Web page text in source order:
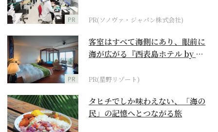
PR PR(ソノヴァ・ジャパン株式会社)
PR
客室はすべて海側にあり、眼前に
海が広がる『西表島ホテル by 星
PR(星野リゾート)
タヒチでしか味わえない、「海の
民」の記憶へとつながる旅